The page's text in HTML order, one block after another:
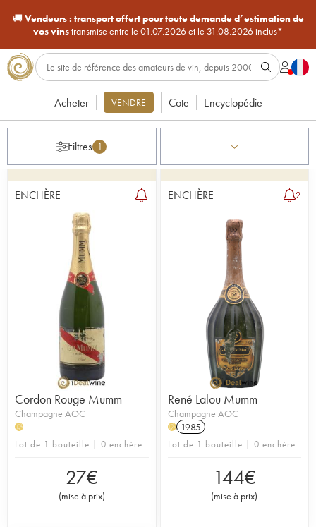
🚚Vendeurs : transport offert pour toute demande d’estimation de
vos vinstransmise entre le 01.07.2026 et le 31.08.2026 inclus*
Acheter VENDRE Cote Encyclopédie
Filtres 1
ENCHÈRE
Cordon Rouge Mumm
Champagne AOC
H
Lot de 1 bouteille | 0 enchère
27€
(mise à prix)
ENCHÈRE 2
René Lalou Mumm
Champagne AOC
H 1985
Lot de 1 bouteille | 0 enchère
144€
(mise à prix)